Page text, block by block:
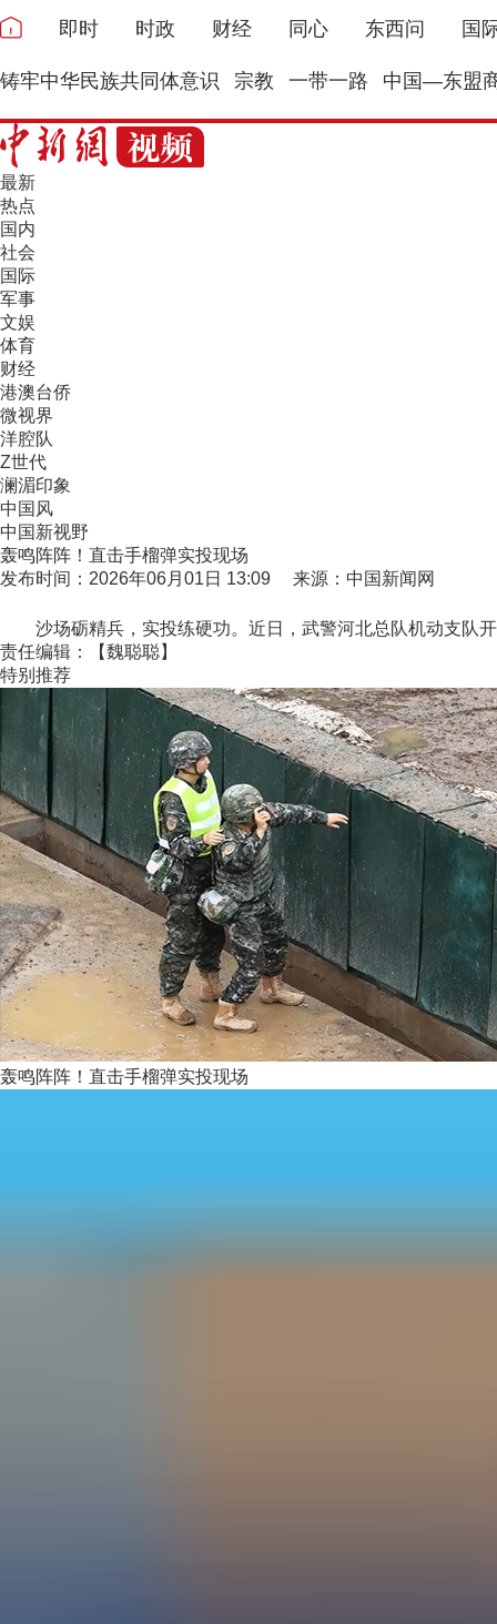
即时 时政 财经 同心 东西问 国
铸牢中华民族共同体意识 宗教 一带一路 中国—东盟
最新
热点
国内
社会
国际
军事
文娱
体育
财经
港澳台侨
微视界
洋腔队
Z世代
澜湄印象
中国风
中国新视野
轰鸣阵阵！直击手榴弹实投现场
发布时间：2026年06月01日 13:09 来源：中国新闻网
沙场砺精兵，实投练硬功。近日，武警河北总队机动支队开
责任编辑：【魏聪聪】
特别推荐
轰鸣阵阵！直击手榴弹实投现场